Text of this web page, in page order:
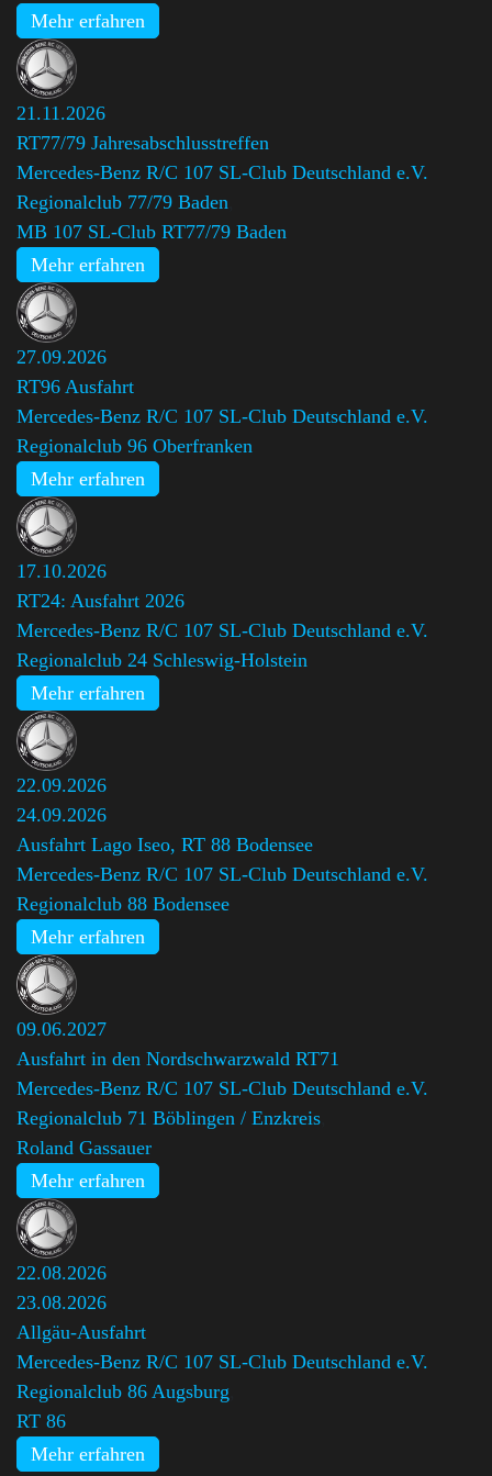
Mehr erfahren
21.11.2026
RT77/79 Jahresabschlusstreffen
Mercedes-Benz R/C 107 SL-Club Deutschland e.V.
Regionalclub 77/79 Baden
MB 107 SL-Club RT77/79 Baden
Mehr erfahren
27.09.2026
RT96 Ausfahrt
Mercedes-Benz R/C 107 SL-Club Deutschland e.V.
Regionalclub 96 Oberfranken
Mehr erfahren
17.10.2026
RT24: Ausfahrt 2026
Mercedes-Benz R/C 107 SL-Club Deutschland e.V.
Regionalclub 24 Schleswig-Holstein
Mehr erfahren
22.09.2026
24.09.2026
Ausfahrt Lago Iseo, RT 88 Bodensee
Mercedes-Benz R/C 107 SL-Club Deutschland e.V.
Regionalclub 88 Bodensee
Mehr erfahren
09.06.2027
Ausfahrt in den Nordschwarzwald RT71
Mercedes-Benz R/C 107 SL-Club Deutschland e.V.
Regionalclub 71 Böblingen / Enzkreis
Roland Gassauer
Mehr erfahren
22.08.2026
23.08.2026
Allgäu-Ausfahrt
Mercedes-Benz R/C 107 SL-Club Deutschland e.V.
Regionalclub 86 Augsburg
RT 86
Mehr erfahren